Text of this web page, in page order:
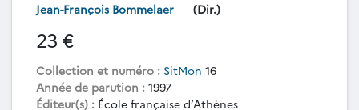
Jean-François Bommelaer (Dir.)
23 €
Collection et numéro : SitMon 16
Année de parution : 1997
Éditeur(s) : École française d’Athènes